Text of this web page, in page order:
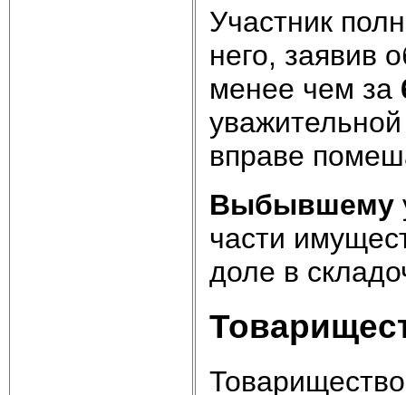
Участник
него, заявив
менее чем за
вправе
Выбывшему
части
доле в